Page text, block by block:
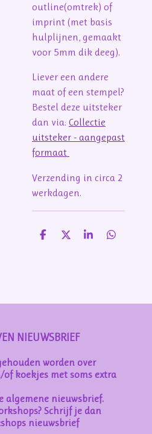
outline(omtrek) of
imprint (met basis
hulplijnen, gemaakt
voor 5mm dik deeg).
Liever een andere
maat of een stempel?
Bestel deze uitsteker
dan via: Collectie
uitsteker - aangepast
formaat
Verzending in circa 2
werkdagen.
D
D
S
D
NIEUWSBRIEF
worden over
koekjes met soms extra
algemene nieuwsbrief.
Schrijf je dan
nieuwsbrief